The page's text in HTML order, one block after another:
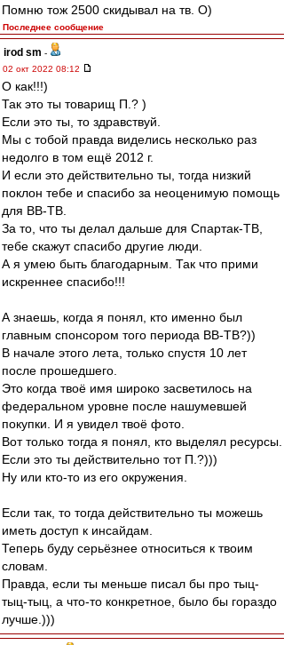
Помню тож 2500 скидывал на тв. О)
Последнее сообщение
irod sm -
02 окт 2022 08:12
О как!!!)
Так это ты товарищ П.? )
Если это ты, то здравствуй.
Мы с тобой правда виделись несколько раз
недолго в том ещё 2012 г.
И если это действительно ты, тогда низкий
поклон тебе и спасибо за неоценимую помощь
для ВВ-ТВ.
За то, что ты делал дальше для Спартак-ТВ,
тебе скажут спасибо другие люди.
А я умею быть благодарным. Так что прими
искреннее спасибо!!!
А знаешь, когда я понял, кто именно был
главным спонсором того периода ВВ-ТВ?))
В начале этого лета, только спустя 10 лет
после прошедшего.
Это когда твоё имя широко засветилось на
федеральном уровне после нашумевшей
покупки. И я увидел твоё фото.
Вот только тогда я понял, кто выделял ресурсы.
Если это ты действительно тот П.?)))
Ну или кто-то из его окружения.
Если так, то тогда действительно ты можешь
иметь доступ к инсайдам.
Теперь буду серьёзнее относиться к твоим
словам.
Правда, если ты меньше писал бы про тыц-
тыц-тыц, а что-то конкретное, было бы гораздо
лучше.)))